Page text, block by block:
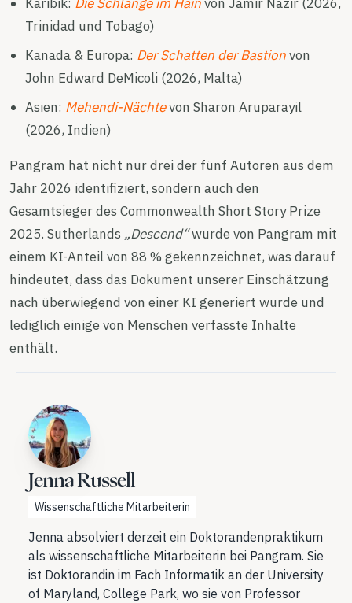
Trinidad und Tobago)
Kanada & Europa: Der Schatten der Bastionvon
John Edward DeMicoli (2026, Malta)
Asien: Mehendi-Nächtevon Sharon Aruparayil
(2026, Indien)
Pangram hat nicht nur drei der fünf Autoren aus dem
Jahr 2026 identifiziert, sondern auch den
Gesamtsieger des Commonwealth Short Story Prize
2025. Sutherlands „Descend“wurde von Pangram mit
einem KI-Anteil von 88 % gekennzeichnet, was darauf
hindeutet, dass das Dokument unserer Einschätzung
nach überwiegend von einer KI generiert wurde und
lediglich einige von Menschen verfasste Inhalte
enthält.
Jenna Russell
Wissenschaftliche Mitarbeiterin
Jenna absolviert derzeit ein Doktorandenpraktikum
als wissenschaftliche Mitarbeiterin bei Pangram. Sie
ist Doktorandin im Fach Informatik an der University
of Maryland, College Park, wo sie von Professor